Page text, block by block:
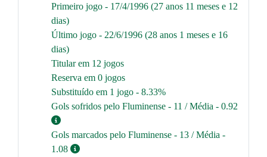
Primeiro jogo - 17/4/1996 (27 anos 11 meses e 12
dias)
Último jogo - 22/6/1996 (28 anos 1 meses e 16
dias)
Titular em 12 jogos
Reserva em 0 jogos
Substituído em 1 jogo - 8.33%
Gols sofridos pelo Fluminense - 11 / Média - 0.92
Gols marcados pelo Fluminense - 13 / Média -
1.08